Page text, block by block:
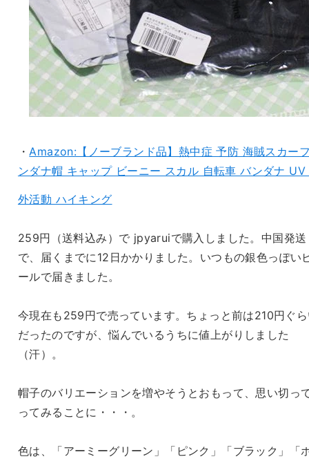
・Amazon:【ノーブランド品】熱中症 予防 海賊スカー
ンダナ帽 キャップ ビーニー スカル 自転車 バンダナ UV
外活動 ハイキング
259円（送料込み）で jpyaruiで購入しました。中国発送
で、届くまでに12日かかりました。いつもの銀色っぽい
ールで届きました。
今現在も259円で売っています。ちょっと前は210円ぐ
だったのですが、悩んでいるうちに値上がりしました
（汗）。
帽子のバリエーションを増やそうとおもって、思い切っ
ってみることに・・・。
色は、「アーミーグリーン」「ピンク」「ブラック」「